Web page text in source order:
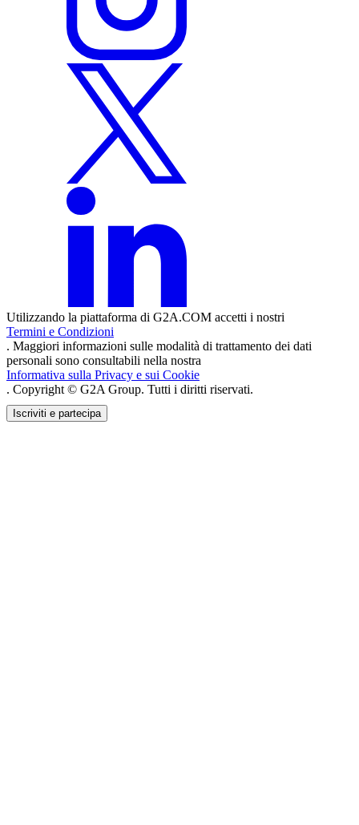
Utilizzando la piattaforma di G2A.COM accetti i nostri
Termini e Condizioni
. Maggiori informazioni sulle modalità di trattamento dei dati
personali sono consultabili nella nostra
Informativa sulla Privacy e sui Cookie
. Copyright © G2A Group. Tutti i diritti riservati.
Iscriviti e partecipa